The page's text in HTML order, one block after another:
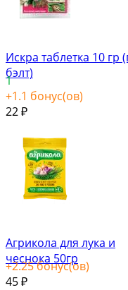
Искра таблетка 10 гр
бэлт)
1
+1.1 бонус(ов)
22 ₽
Агрикола для лука и
чеснока 50гр
+2.25бонус(ов)
45 ₽